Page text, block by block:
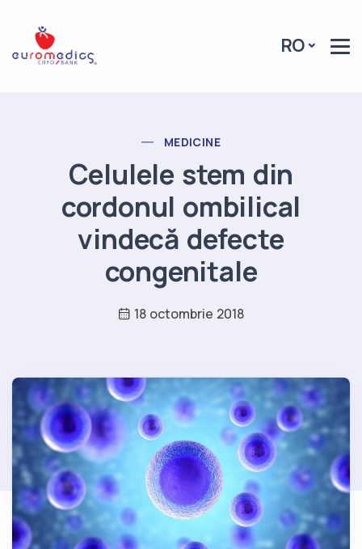
Header Logo RO
POST CATEGORY
MEDICINE
Celulele stem din
cordonul ombilical
vindecă defecte
congenitale
18 octombrie 2018